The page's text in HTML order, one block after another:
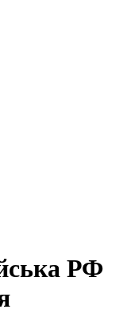
РФ